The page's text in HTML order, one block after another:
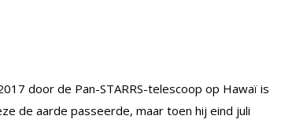
door de Pan-STARRS-telescoop op Hawaï is
de aarde passeerde, maar toen hij eind juli